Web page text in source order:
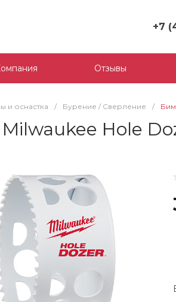
+7
+7
г.
Отзывы
и оснастка / Бурение / Сверление /
Hole